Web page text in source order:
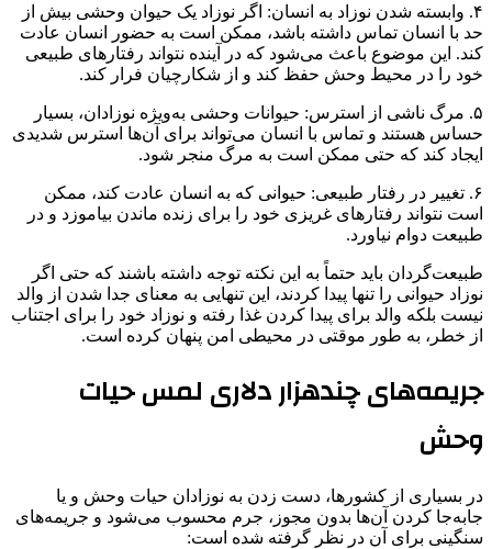
۴. وابسته شدن نوزاد به انسان: اگر نوزاد یک حیوان وحشی بیش از
حد با انسان تماس داشته باشد، ممکن است به حضور انسان عادت
کند. این موضوع باعث می‌شود که در آینده نتواند رفتارهای طبیعی
خود را در محیط وحش حفظ کند و از شکارچیان فرار کند.
۵. مرگ ناشی از استرس: حیوانات وحشی به‌ویژه نوزادان، بسیار
حساس هستند و تماس با انسان می‌تواند برای آن‌ها استرس شدیدی
ایجاد کند که حتی ممکن است به مرگ منجر شود.
۶. تغییر در رفتار طبیعی: حیوانی که به انسان عادت کند، ممکن
است نتواند رفتارهای غریزی خود را برای زنده ماندن بیاموزد و در
طبیعت دوام نیاورد.
طبیعت‌گردان باید حتماً به این نکته توجه داشته باشند که حتی اگر
نوزاد حیوانی را تنها پیدا کردند، این تنهایی به معنای جدا شدن از والد
نیست بلکه والد برای پیدا کردن غذا رفته و نوزاد خود را برای اجتناب
از خطر، به طور موقتی در محیطی امن پنهان کرده است.
جریمه‌های چندهزار دلاری لمس حیات
وحش
در بسیاری از کشورها، دست زدن به نوزادان حیات وحش و یا
جابه‌جا کردن آن‌ها بدون مجوز، جرم محسوب می‌شود و جریمه‌های
سنگینی برای آن در نظر گرفته شده است: